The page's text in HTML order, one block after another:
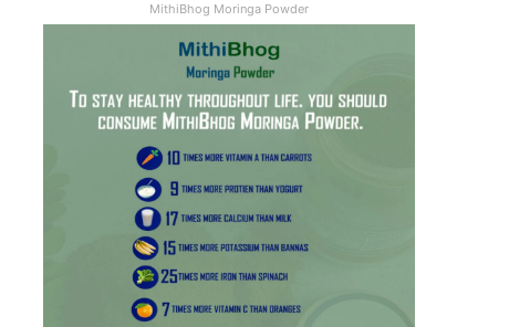
MithiBhog Moringa Powder